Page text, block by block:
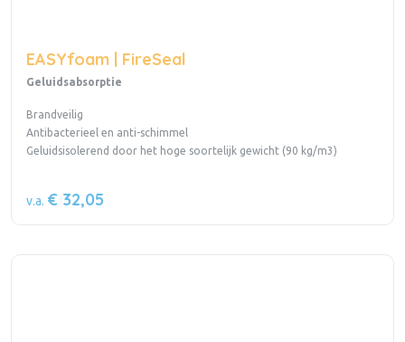
EASYfoam | FireSeal
Geluidsabsorptie
Brandveilig
Antibacterieel en anti-schimmel
Geluidsisolerend door het hoge soortelijk gewicht (90 kg/m3)
v.a. € 32,05